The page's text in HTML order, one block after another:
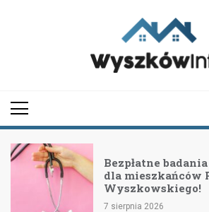
Bezpłatne badania na cukrzycę
dla mieszkańców Powiatu
Wyszkowskiego!
7 sierpnia 2026